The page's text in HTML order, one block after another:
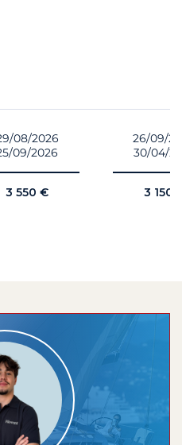
08/2026
09/2026
3 550 €
26/09/
30/04/
3 150